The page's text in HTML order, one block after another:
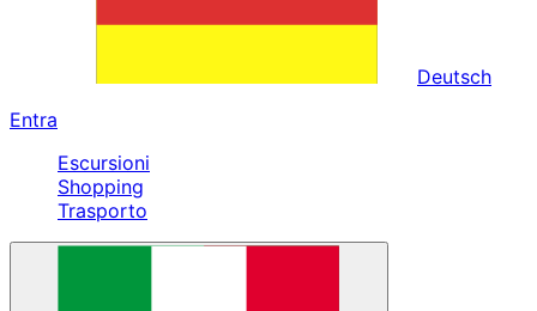
Deutsch
Entra
Escursioni
Shopping
Trasporto